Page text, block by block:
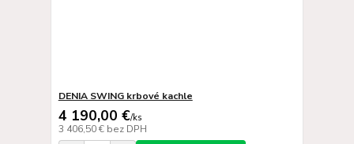
DENIA SWING krbové kachle
4 190,00 €/ks
3 406,50 € bez DPH